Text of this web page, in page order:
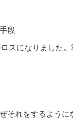
段
スになりました。
それをするように